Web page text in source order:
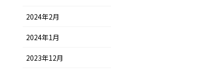
2024年2月
2024年1月
2023年12月